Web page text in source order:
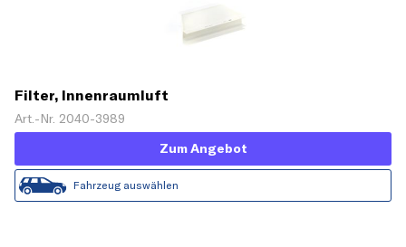
Filter, Innenraumluft
Art.-Nr. 2040-3989
Zum Angebot
Fahrzeug auswählen